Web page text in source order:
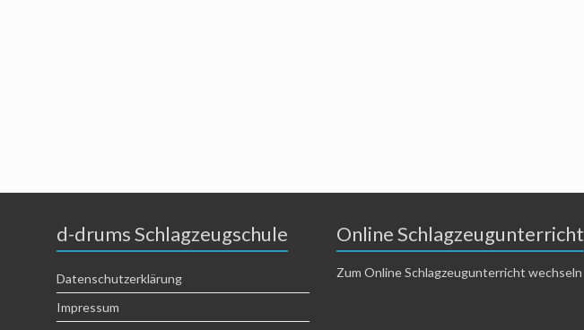
d-drums Schlagzeugschule
Datenschutzerklärung
Impressum
Online Schlagzeugunterricht
Zum Online Schlagzeugunterricht wechseln